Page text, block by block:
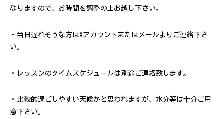
なりますので、お時間を調整の上お越し下さい。
・当日遅れそうな方はXアカウントまたはメールよりご連絡下さ
い。
・レッスンのタイムスケジュールは別途ご連絡致します。
・比較的過ごしやすい天候かと思われますが、水分等は十分ご用
意下さい。